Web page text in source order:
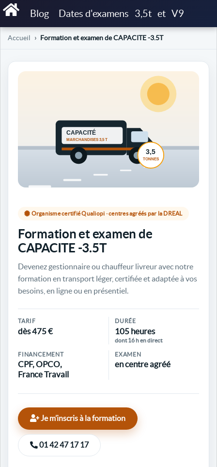
Blog Dates d'examens 3,5t et V9
Accueil Formation et examen de CAPACITE -3.5T
Organisme certifié Qualiopi · centres agréés par la DREAL
Formation et examen de
CAPACITE -3.5T
Devenez gestionnaire ou chauffeur livreur avec notre
formation en transport léger, certifiée et adaptée à vos
besoins, en ligne ou en présentiel.
TARIF
dès 475 €
DURÉE
105 heures
dont 16 h en direct
FINANCEMENT
CPF, OPCO,
France Travail
EXAMEN
en centre agréé
Je m’inscris à la formation
01 42 47 17 17